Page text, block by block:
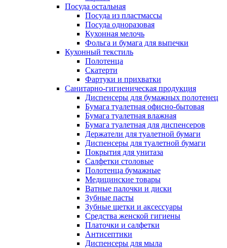
Посуда остальная
Посуда из пластмассы
Посуда одноразовая
Кухонная мелочь
Фольга и бумага для выпечки
Кухонный текстиль
Полотенца
Скатерти
Фартуки и прихватки
Санитарно-гигиеническая продукция
Диспенсеры для бумажных полотенец
Бумага туалетная офисно-бытовая
Бумага туалетная влажная
Бумага туалетная для диспенсеров
Держатели для туалетной бумаги
Диспенсеры для туалетной бумаги
Покрытия для унитаза
Салфетки столовые
Полотенца бумажные
Медицинские товары
Ватные палочки и диски
Зубные пасты
Зубные щетки и аксессуары
Средства женской гигиены
Платочки и салфетки
Антисептики
Диспенсеры для мыла